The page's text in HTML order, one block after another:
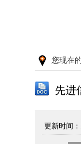
您现在
先进
更新时间：